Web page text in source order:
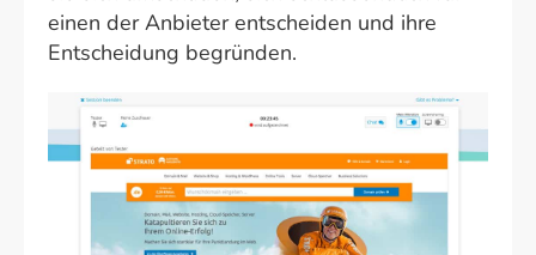
einen der Anbieter entscheiden und ihre
Entscheidung begründen.